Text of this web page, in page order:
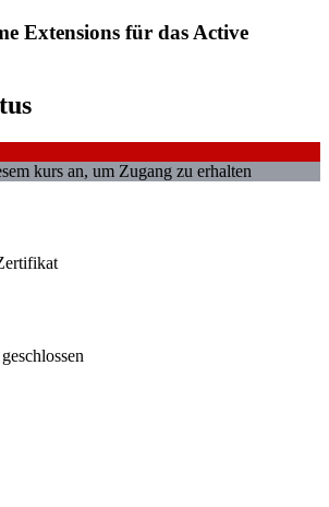
Extensions für das Active
kurs an, um Zugang zu erhalten